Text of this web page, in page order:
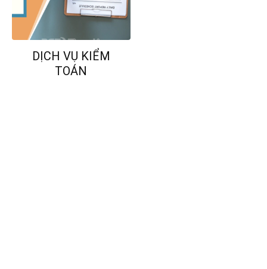
DỊCH VỤ KIỂM
TOÁN